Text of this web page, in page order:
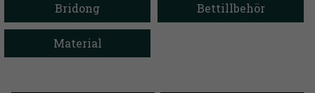
Bridong Bettillbehör
Material